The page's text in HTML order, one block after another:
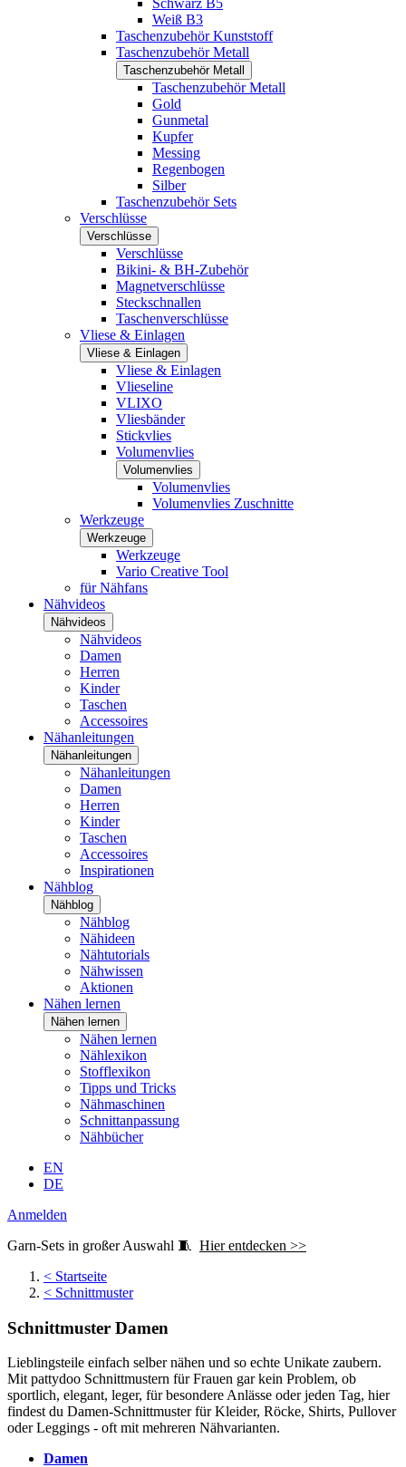
Schwarz B5
Weiß B3
Taschenzubehör Kunststoff
Taschenzubehör Metall
Taschenzubehör Metall
Taschenzubehör Metall
Gold
Gunmetal
Kupfer
Messing
Regenbogen
Silber
Taschenzubehör Sets
Verschlüsse
Verschlüsse
Verschlüsse
Bikini- & BH-Zubehör
Magnetverschlüsse
Steckschnallen
Taschenverschlüsse
Vliese & Einlagen
Vliese & Einlagen
Vliese & Einlagen
Vlieseline
VLIXO
Vliesbänder
Stickvlies
Volumenvlies
Volumenvlies
Volumenvlies
Volumenvlies Zuschnitte
Werkzeuge
Werkzeuge
Werkzeuge
Vario Creative Tool
für Nähfans
Nähvideos
Nähvideos
Nähvideos
Damen
Herren
Kinder
Taschen
Accessoires
Nähanleitungen
Nähanleitungen
Nähanleitungen
Damen
Herren
Kinder
Taschen
Accessoires
Inspirationen
Nähblog
Nähblog
Nähblog
Nähideen
Nähtutorials
Nähwissen
Aktionen
Nähen lernen
Nähen lernen
Nähen lernen
Nählexikon
Stofflexikon
Tipps und Tricks
Nähmaschinen
Schnittanpassung
Nähbücher
EN
DE
Anmelden
Garn-Sets in großer Auswahl 🧵 Hier entdecken >>
< Startseite
< Schnittmuster
Schnittmuster Damen
Lieblingsteile einfach selber nähen und so echte Unikate zaubern.
Mit pattydoo Schnittmustern für Frauen gar kein Problem, ob
sportlich, elegant, leger, für besondere Anlässe oder jeden Tag, hier
findest du Damen-Schnittmuster für Kleider, Röcke, Shirts, Pullover
oder Leggings - oft mit mehreren Nähvarianten.
Damen